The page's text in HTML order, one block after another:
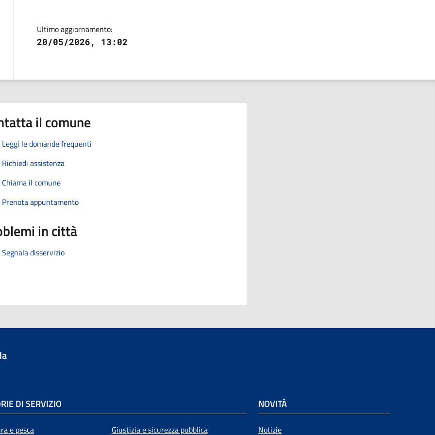
Ultimo aggiornamento:
20/05/2026, 13:02
il comune
Leggi le domande frequenti
Richiedi assistenza
Chiama il comune
Prenota appuntamento
in città
Segnala disservizio
DI SERVIZIO
e pesca Giustizia e sicurezza pubblica
NOVITÀ
Notizie